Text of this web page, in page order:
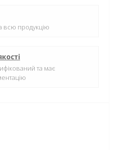
всю продукцію
та має